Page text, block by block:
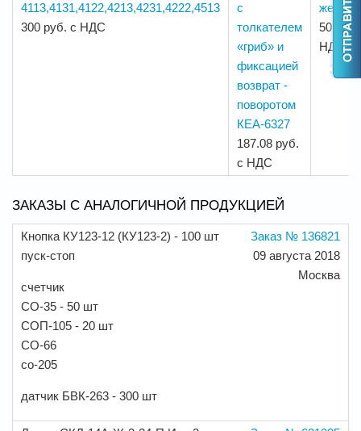
4113,4131,4122,4213,4231,4222,4513
300 руб. с НДС
с
толкателем
«гриб» и
фиксацией
возврат -
поворотом
КЕА-6327
187.08 руб.
с НДС
желт.
50 руб.
НДС
ЗАКАЗЫ С АНАЛОГИЧНОЙ ПРОДУКЦИЕЙ
Заказ № 136821
09 августа 2018
Москва
Кнопка КУ123-12 (КУ123-2) - 100 шт
пуск-стоп
счетчик
СО-35 - 50 шт
СОП-105 - 20 шт
СО-66
со-205
датчик БВК-263 - 300 шт